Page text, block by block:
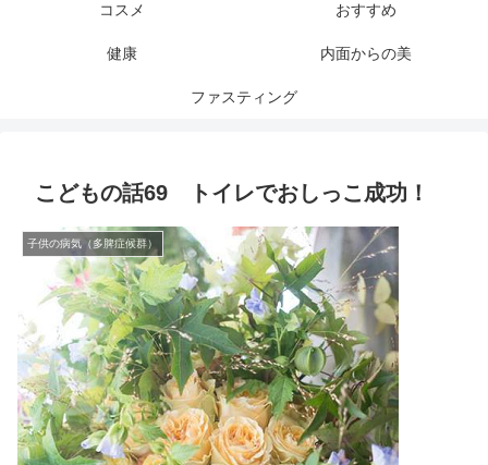
コスメ おすすめ
健康 内面からの美
ファスティング
こどもの話69 トイレでおしっこ成功！
子供の病気（多脾症候群）